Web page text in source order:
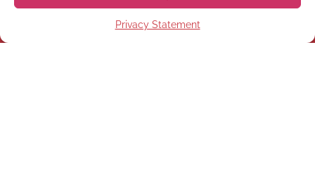
Privacy Statement
NEWSLETTER
Subscribe to our newsletter